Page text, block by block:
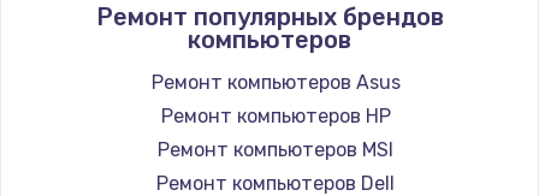
Замена вебкамеры
Заказать
Ремонт петель крышки
Ремонт популярных брендов
компьютеров
Ремонт компьютеров Asus
Ремонт компьютеров HP
Ремонт компьютеров MSI
Ремонт компьютеров Dell